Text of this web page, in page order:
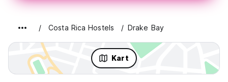
Costa Rica Hostels Drake Bay
Kart